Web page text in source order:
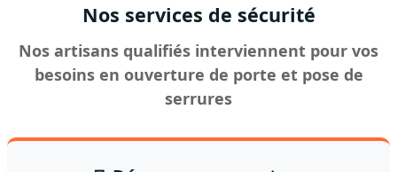
Nos services de sécurité
Nos artisans qualifiés interviennent pour vos
besoins en ouverture de porte et pose de
serrures